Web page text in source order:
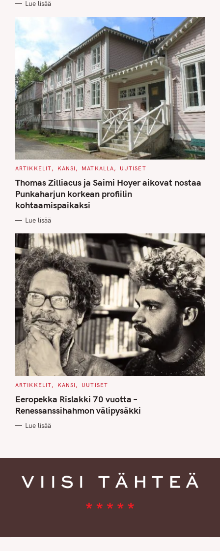
I
Lue lisää
C
T
E
G
O
R
I
S
ARTIKKELIT KANSI MATKALLA UUTISET
Thomas Zilliacus ja Saimi Hoyer aikovat nostaa
Punkaharjun korkean profiilin
kohtaamispaikaksi
Lue lisää
C
T
E
G
O
I
ARTIKKELIT KANSI UUTISET
Eeropekka Rislakki 70 vuotta –
Renessanssihahmon välipysäkki
Lue lisää